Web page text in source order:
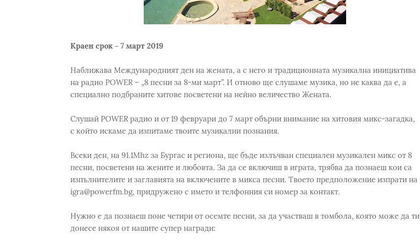
Краен срок - 7 март 2019
Наближава Международният ден на жената, а с него и традиционната музикална инициатива
на радио POWER – „8 песни за 8-ми март”. И отново ще слушаме музика, но не каква да е, а
специално подбраните хитове посветени на нейно величество Жената.
Слушай POWER радио и от 19 февруари до 7 март обърни внимание на хитовия микс-загадка,
с който искаме да изпитаме твоите музикални познания.
Всеки ден, на 91.1Mhz за Бургас и региона, ще бъде излъчван специален музикален микс от 8
песни, посветени на жените и любовта. За да се включиш в играта, трябва да познаеш кои са
изпълнителите и заглавията на включените в микса песни. Твоето предположение изпрати на
igra@powerfm.bg, придруженo с името и телфонния си номер за контакт.
Нужно е да познаеш поне четири от осемте песни, за да участваш в томбола, която може да ти
донесе някоя от нашите супер награди: